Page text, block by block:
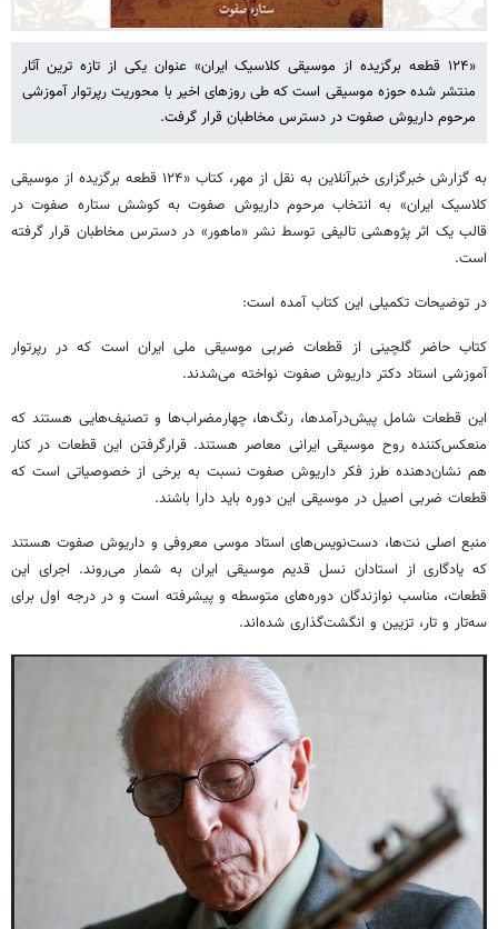
«۱۲۴ قطعه برگزیده از موسیقی کلاسیک ایران» عنوان یکی از تازه ترین آثار
منتشر شده حوزه موسیقی است که طی روزهای اخیر با محوریت رپرتوار آموزشی
مرحوم داریوش صفوت در دسترس مخاطبان قرار گرفت.
به گزارش خبرگزاری خبرآنلاین به نقل از مهر، کتاب «۱۲۴ قطعه برگزیده از موسیقی
کلاسیک ایران» به انتخاب مرحوم داریوش صفوت به کوشش ستاره صفوت در
قالب یک اثر پژوهشی تالیفی توسط نشر «ماهور» در دسترس مخاطبان قرار گرفته
است.
در توضیحات تکمیلی این کتاب آمده است:
کتاب حاضر گلچینی از قطعات ضربی موسیقی ملی ایران است که در رپرتوار
آموزشی استاد دکتر داریوش صفوت نواخته می‌شدند.
این قطعات شامل پیش‌درآمدها، رنگ‌ها، چهارمضراب‌ها و تصنیف‌هایی هستند که
منعکس‌کننده‌ روح موسیقی ایرانی معاصر هستند. قرارگرفتن این قطعات در کنار
هم نشان‌دهنده‌ طرز فکر داریوش صفوت نسبت به برخی از خصوصیاتی است که
قطعات ضربی اصیل در موسیقی این دوره باید دارا باشند.
منبع اصلی نت‌ها، دست‌نویس‌های استاد موسی معروفی و داریوش صفوت هستند
که یادگاری از استادان نسل قدیم موسیقی ایران به شمار می‌روند. اجرای این
قطعات، مناسب نوازندگان دوره‌های متوسطه و پیشرفته است و در درجه‌ اول برای
سه‌تار و تار، تزیین و انگشت‌گذاری شده‌اند.